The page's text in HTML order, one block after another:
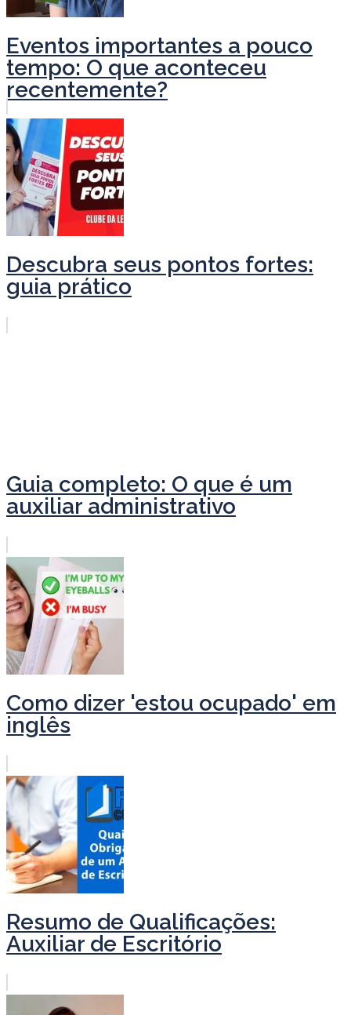
Eventos importantes a pouco
tempo: O que aconteceu
recentemente?
Descubra seus pontos fortes:
guia prático
Guia completo: O que é um
auxiliar administrativo
Como dizer 'estou ocupado' em
inglês
Resumo de Qualificações:
Auxiliar de Escritório